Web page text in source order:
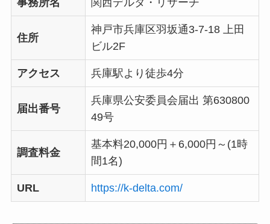
事務所名 関西デルタ・リサーチ
住所
神戸市兵庫区羽坂通3-7-18 上田
ビル2F
アクセス 兵庫駅より徒歩4分
届出番号
兵庫県公安委員会届出 第630800
49号
調査料金
基本料20,000円＋6,000円～(1時
間1名)
URL https://k-delta.com/